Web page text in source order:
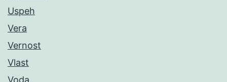
Uspeh
Vera
Vernost
Vlast